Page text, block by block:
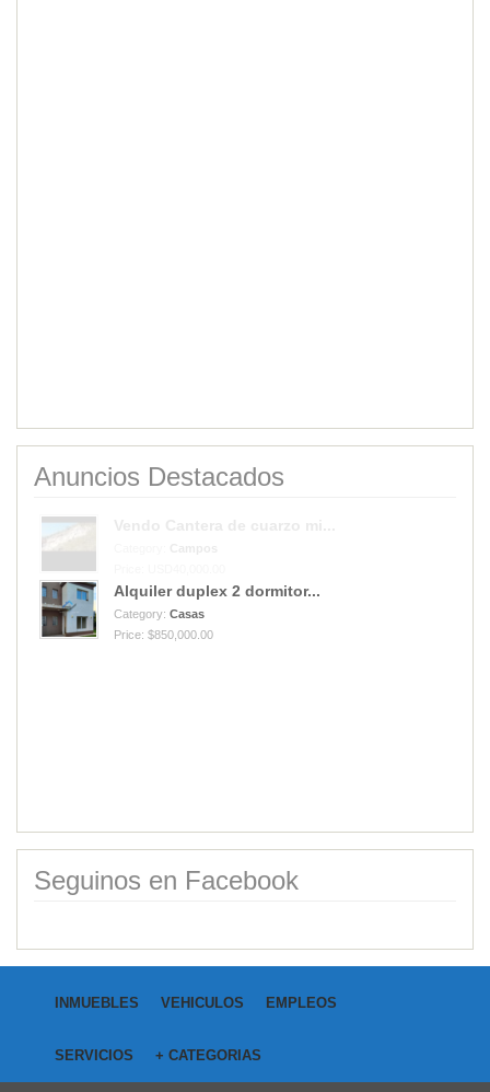
Anuncios Destacados
Alquiler duplex 2 dormitor...
Category: Casas
Price: $850,000.00
Seguinos en Facebook
INMUEBLES VEHICULOS EMPLEOS
SERVICIOS + CATEGORIAS